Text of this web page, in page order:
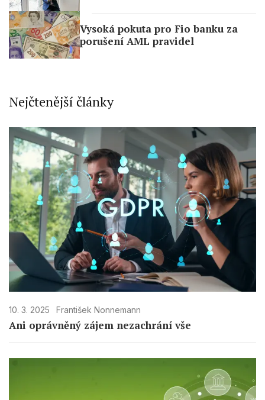
Vysoká pokuta pro Fio banku za
porušení AML pravidel
Nejčtenější články
10. 3. 2025 František Nonnemann
Ani oprávněný zájem nezachrání vše
Necessary
Performance
Functional